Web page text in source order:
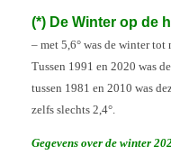
(*) De Winter op de
– met 5,6° was de winter tot
Tussen 1991 en 2020 was
tussen 1981 en 2010 was
zelfs slechts 2,4°.
Gegevens over de winter